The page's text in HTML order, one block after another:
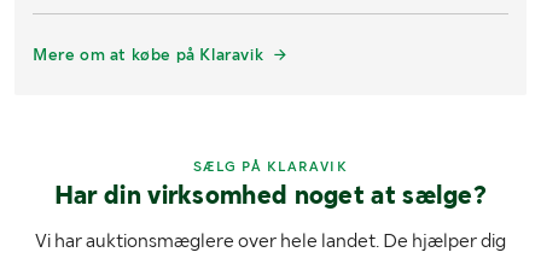
Mere om at købe på Klaravik
SÆLG PÅ KLARAVIK
Har din virksomhed noget at sælge?
Vi har auktionsmæglere over hele landet. De hjælper dig